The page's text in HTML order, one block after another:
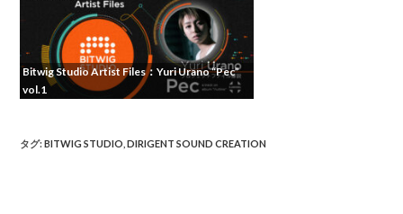
Bitwig Studio Artist Files：Yuri Urano “Pec”
vol.1
タグ:BITWIG STUDIO DIRIGENT SOUND CREATION